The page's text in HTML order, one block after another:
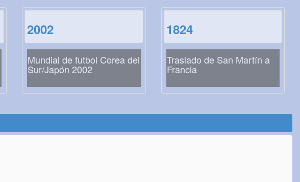
2002
Mundial de futbol Corea del
Sur/Japón 2002
1824
Traslado de San Martín a
Francia